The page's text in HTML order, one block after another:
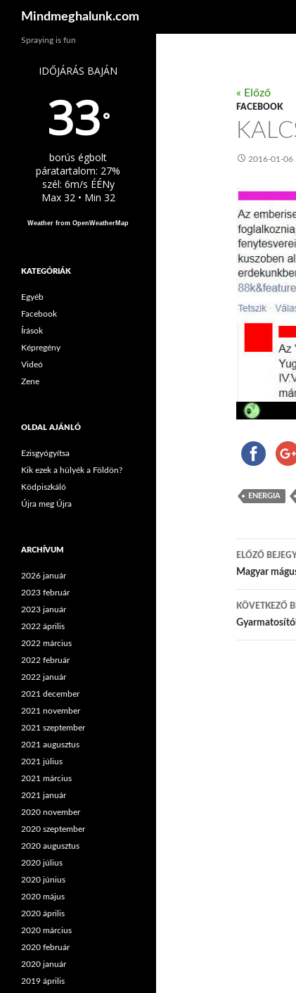
Mindmeghalunk.com
« Előző
FACEBOOK
2016-01-06
ENERGIA
ELŐZŐ
Magyar
KÖVETKEZŐ
Spraying is fun
IDŐJÁRÁS BAJÁN
33°
borús égbolt
páratartalom: 27%
szél: 6m/s ÉÉNy
Max 32 • Min 32
Weather from OpenWeatherMap
KATEGÓRIÁK
Egyéb
Facebook
Írások
Képregény
Videó
Zene
OLDAL AJÁNLÓ
Ezisgyógyítsa
Kik ezek a hülyék a Földön?
Ködpiszkáló
Újra meg Újra
ARCHÍVUM
2026 január
2023 február
2023 január
2022 április
2022 március
2022 február
2022 január
2021 december
2021 november
2021 szeptember
2021 augusztus
2021 július
2021 március
2021 január
2020 november
2020 szeptember
2020 augusztus
2020 július
2020 június
2020 május
2020 április
2020 március
2020 február
2020 január
2019 április